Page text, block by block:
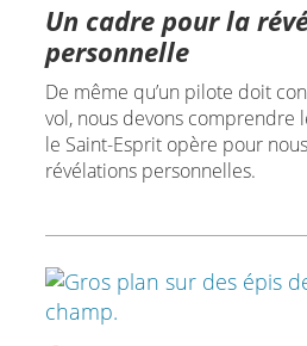
Un cadre pour la
personnelle
De même qu’un pilote doit
vol, nous devons comprendre
le Saint-Esprit opère pour
révélations personnelles.